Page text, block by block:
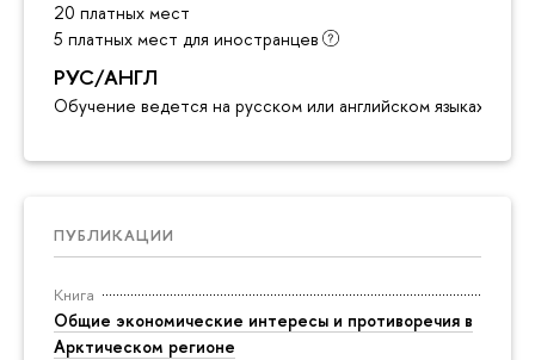
20 платных мест
5 платных мест для иностранцев
РУС/АНГЛ
Обучение ведется на русском или английском языках
ПУБЛИКАЦИИ
Книга
Общие экономические интересы и противоречия в
Арктическом регионе